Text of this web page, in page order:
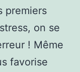
premiers
on se
! Même
favorise